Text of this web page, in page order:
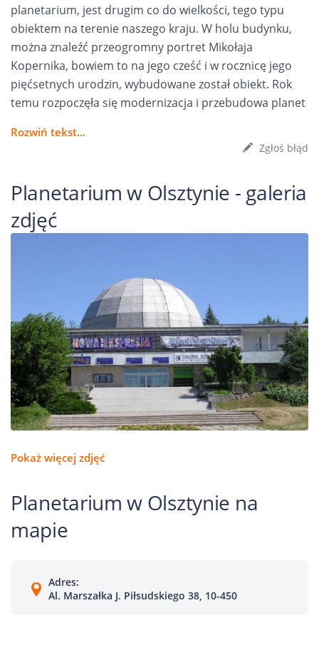
planetarium, jest drugim co do wielkości, tego typu
obiektem na terenie naszego kraju. W holu budynku,
można znaleźć przeogromny portret Mikołaja
Kopernika, bowiem to na jego cześć i w rocznicę jego
pięćsetnych urodzin, wybudowane został obiekt. Rok
temu rozpoczęła się modernizacja i przebudowa planet
Rozwiń tekst...
Zgłoś błąd
Planetarium w Olsztynie - galeria
zdjęć
Pokaż więcej zdjęć
Planetarium w Olsztynie na
mapie
Adres:
Al. Marszałka J. Piłsudskiego 38, 10-450